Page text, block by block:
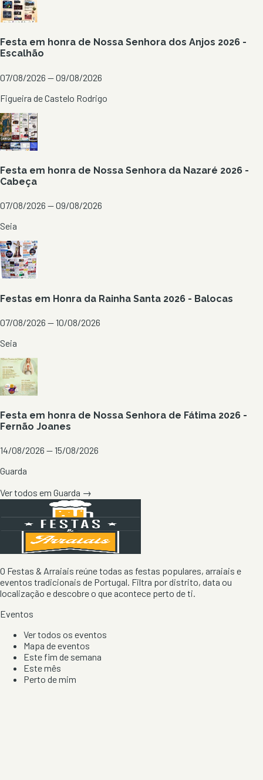
Festa em honra de Nossa Senhora dos Anjos 2026 -
Escalhão
07/08/2026 — 09/08/2026
Figueira de Castelo Rodrigo
Festa em honra de Nossa Senhora da Nazaré 2026 -
Cabeça
07/08/2026 — 09/08/2026
Seia
Festas em Honra da Rainha Santa 2026 - Balocas
07/08/2026 — 10/08/2026
Seia
Festa em honra de Nossa Senhora de Fátima 2026 -
Fernão Joanes
14/08/2026 — 15/08/2026
Guarda
Ver todos em Guarda →
O Festas & Arraiais reúne todas as festas populares, arraiais e
eventos tradicionais de Portugal. Filtra por distrito, data ou
localização e descobre o que acontece perto de ti.
Eventos
Ver todos os eventos
Mapa de eventos
Este fim de semana
Este mês
Perto de mim